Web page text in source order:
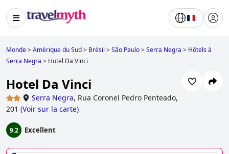
Monde>Amérique du Sud> Brésil >São Paulo>Serra Negra > Hôtels à
Serra Negra > Hotel Da Vinci
Hotel Da Vinci
Serra Negra, Rua Coronel Pedro Penteado,
201 (Voir sur la carte)
9.2 Excellent